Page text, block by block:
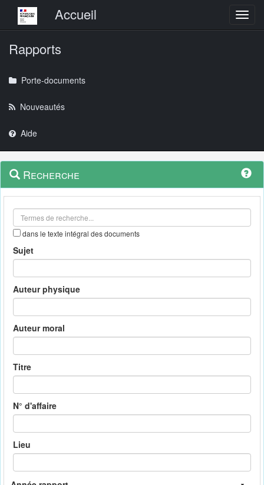
Menu principalAccueil
Rapports
Porte-documents
Nouveautés
Aide
Navigation
outils
Menu
contextuel
Recherche
dans le texte intégral des documents
Sujet
Auteur physique
Auteur moral
Titre
N° d'affaire
Lieu